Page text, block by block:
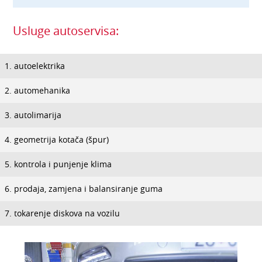
Usluge autoservisa:
autoelektrika
automehanika
autolimarija
geometrija kotača (špur)
kontrola i punjenje klima
prodaja, zamjena i balansiranje guma
tokarenje diskova na vozilu